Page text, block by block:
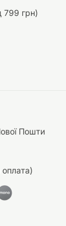
799 грн)
Пошти